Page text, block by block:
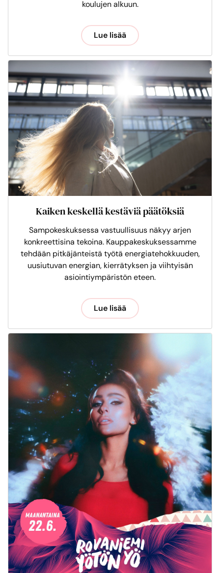
koulujen alkuun.
Lue lisää
Kaiken keskellä kestäviä päätöksiä
Sampokeskuksessa vastuullisuus näkyy arjen
konkreettisina tekoina. Kauppakeskuksessamme
tehdään pitkäjänteistä työtä energiatehokkuuden,
uusiutuvan energian, kierrätyksen ja viihtyisän
asiointiympäristön eteen.
Lue lisää